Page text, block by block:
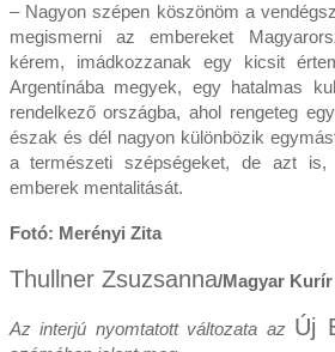
– Nagyon szépen köszönöm a
megismerni az embereket
kérem, imádkozzanak egy kicsit
Argentínába megyek, egy hatalmas
rendelkező országba, ahol rengeteg
észak és dél nagyon különbözik
a természeti szépségeket, de azt is,
emberek mentalitását.
Fotó: Merényi Zita
Thullner Zsuzsanna/Magyar Kurír
Az interjú nyomtatott változata az Új